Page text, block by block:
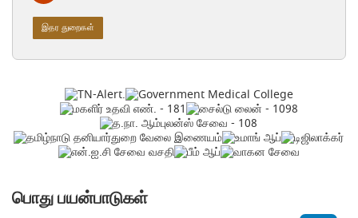
இதர துறைகள்
பொது பயன்பாடுகள்